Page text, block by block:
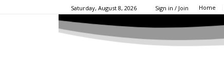
Saturday, August 8, 2026 Sign in / Join Home